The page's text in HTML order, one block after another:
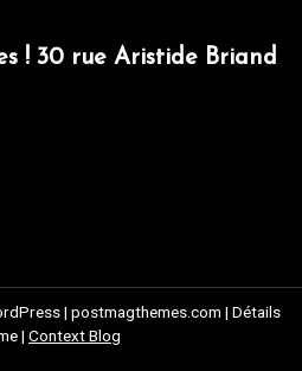
! 30 rue Aristide Briand
| postmagthemes.com | Détails
| Context Blog